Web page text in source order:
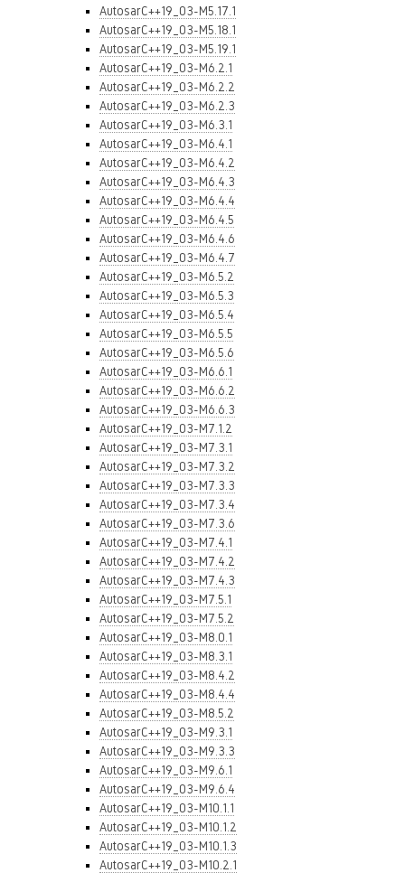
AutosarC++19_03-M5.17.1
AutosarC++19_03-M5.18.1
AutosarC++19_03-M5.19.1
AutosarC++19_03-M6.2.1
AutosarC++19_03-M6.2.2
AutosarC++19_03-M6.2.3
AutosarC++19_03-M6.3.1
AutosarC++19_03-M6.4.1
AutosarC++19_03-M6.4.2
AutosarC++19_03-M6.4.3
AutosarC++19_03-M6.4.4
AutosarC++19_03-M6.4.5
AutosarC++19_03-M6.4.6
AutosarC++19_03-M6.4.7
AutosarC++19_03-M6.5.2
AutosarC++19_03-M6.5.3
AutosarC++19_03-M6.5.4
AutosarC++19_03-M6.5.5
AutosarC++19_03-M6.5.6
AutosarC++19_03-M6.6.1
AutosarC++19_03-M6.6.2
AutosarC++19_03-M6.6.3
AutosarC++19_03-M7.1.2
AutosarC++19_03-M7.3.1
AutosarC++19_03-M7.3.2
AutosarC++19_03-M7.3.3
AutosarC++19_03-M7.3.4
AutosarC++19_03-M7.3.6
AutosarC++19_03-M7.4.1
AutosarC++19_03-M7.4.2
AutosarC++19_03-M7.4.3
AutosarC++19_03-M7.5.1
AutosarC++19_03-M7.5.2
AutosarC++19_03-M8.0.1
AutosarC++19_03-M8.3.1
AutosarC++19_03-M8.4.2
AutosarC++19_03-M8.4.4
AutosarC++19_03-M8.5.2
AutosarC++19_03-M9.3.1
AutosarC++19_03-M9.3.3
AutosarC++19_03-M9.6.1
AutosarC++19_03-M9.6.4
AutosarC++19_03-M10.1.1
AutosarC++19_03-M10.1.2
AutosarC++19_03-M10.1.3
AutosarC++19_03-M10.2.1